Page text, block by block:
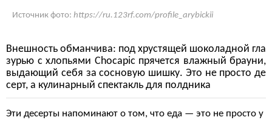
Источник фото: https://ru.123rf.com/profile_arybickii
Внешность обманчива: под хрустящей шоколадной гла
зурью с хлопьями Chocapic прячется влажный брауни,
выдающий себя за сосновую шишку. Это не просто де
серт, а кулинарный спектакль для полдника
Эти десерты напоминают о том, что еда — это не просто у